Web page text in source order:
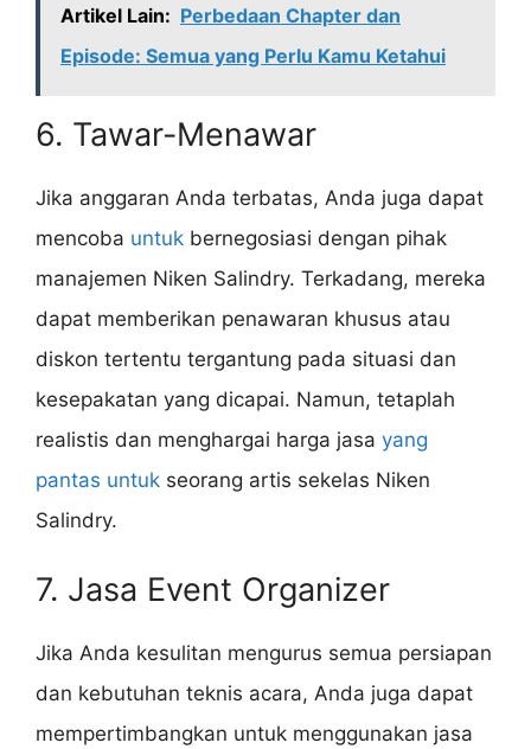
Artikel Lain: Perbedaan Chapter dan
Episode: Semua yang Perlu Kamu Ketahui
6. Tawar-Menawar
Jika anggaran Anda terbatas, Anda juga dapat
mencoba untuk bernegosiasi dengan pihak
manajemen Niken Salindry. Terkadang, mereka
dapat memberikan penawaran khusus atau
diskon tertentu tergantung pada situasi dan
kesepakatan yang dicapai. Namun, tetaplah
realistis dan menghargai harga jasa yang
pantas untuk seorang artis sekelas Niken
Salindry.
7. Jasa Event Organizer
Jika Anda kesulitan mengurus semua persiapan
dan kebutuhan teknis acara, Anda juga dapat
mempertimbangkan untuk menggunakan jasa